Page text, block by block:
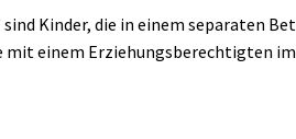
sind Kinder, die in einem separaten
mit einem Erziehungsberechtigten